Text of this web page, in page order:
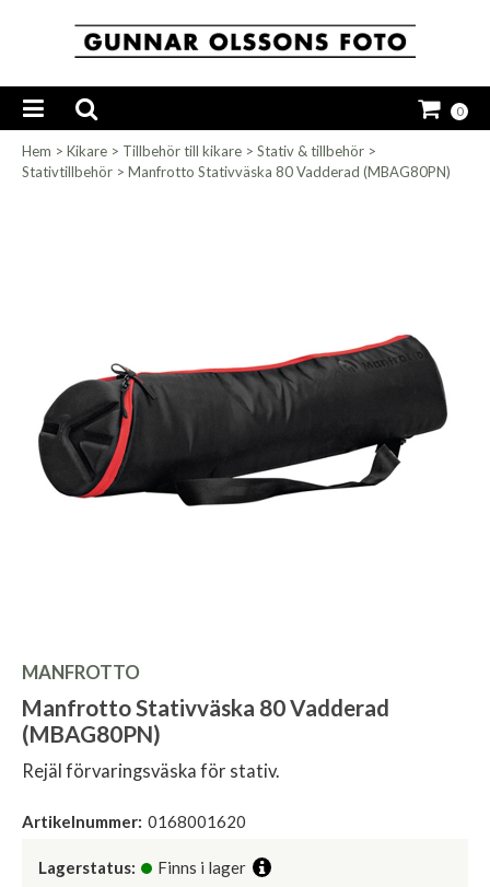
0
Hem > Kikare > Tillbehör till kikare > Stativ & tillbehör >
Stativtillbehör > Manfrotto Stativväska 80 Vadderad (MBAG80PN)
MANFROTTO
Manfrotto Stativväska 80 Vadderad
(MBAG80PN)
Rejäl förvaringsväska för stativ.
Artikelnummer: 0168001620
Lagerstatus: Finns i lager